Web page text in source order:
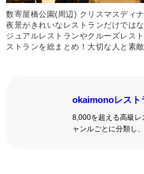
数寄屋橋公園(周辺) クリスマスディ
夜景がきれいなレストランだけでは
ジュアルレストランやクルーズレス
ストランを総まとめ！大切な人と素
okaimonoレスト
8,000を超える高級レ
ャンルごとに分類し、